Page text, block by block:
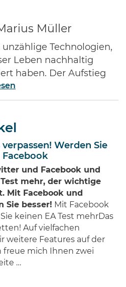
Müller
unzählige Technologien,
Leben nachhaltig
haben. Der Aufstieg
gehört ohne Frage
Bedeutendsten. Namen
von Microsoft dürften
Investor geläufig sein.
haben Imperien
und gleichzeitig
von Anlegern auf der
Welt …
verpassen! Werden Sie
und Facebook und
mehr, der wichtige
Mit Facebook und
Sie besser! Mit Facebook
keinen EA Test mehrDas
Auf vielfachen
weitere Features auf der
freue mich Ihnen zwei
…